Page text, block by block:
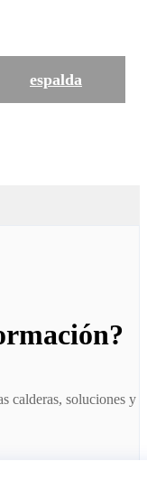
espalda
calderas, soluciones y